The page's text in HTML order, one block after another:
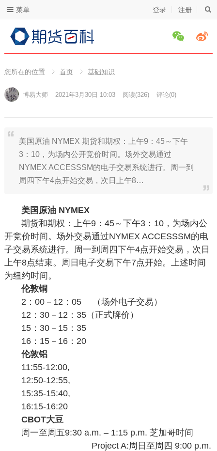
登录 注册
菜单
您所在的位置 首页 基础知识
博易大师 2021年3月30日 10:03 阅读(326) 评论(0)
美国原油 NYMEX 期货和期权：上午9：45～下午
3：10，为场内公开竞价时间。场外交易通过
NYMEX ACCESSSM的电子交易系统进行。周一到
周四下午4点开始交易，次日上午8…
美国原油 NYMEX
期货和期权：上午9：45～下午3：10，为场内公
开竞价时间。场外交易通过NYMEX ACCESSSM的电
子交易系统进行。周一到周四下午4点开始交易，次日
上午8点结束。周日电子交易下午7点开始。上述时间
为纽约时间。
伦敦铜
2：00－12：05 （场外电子交易）
12：30－12：35（正式牌价）
15：30－15：35
16：15－16：20
伦敦铝
11:55-12:00,
12:50-12:55,
15:35-15:40,
16:15-16:20
CBOT大豆
周一至周五9:30 a.m. – 1:15 p.m. 芝加哥时间
Project A:周日至周四 9:00 p.m.